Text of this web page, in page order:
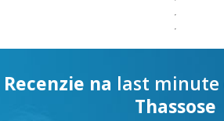
Recenzie na last minute
Thassose